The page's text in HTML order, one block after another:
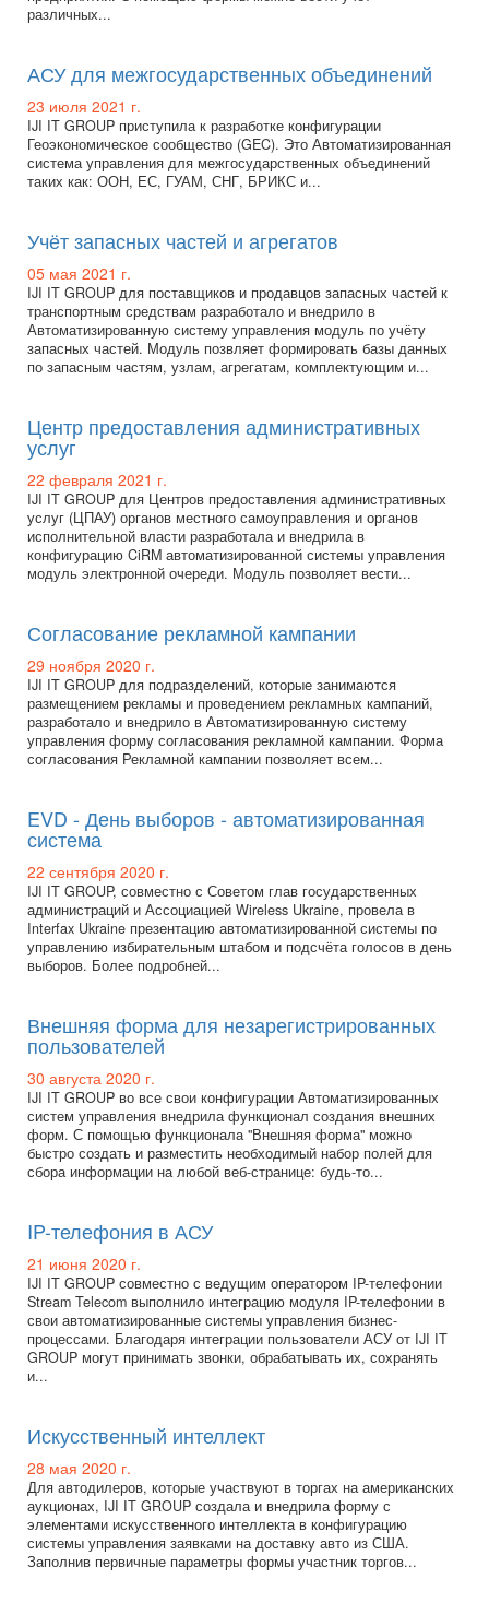
различных...
АСУ для межгосударственных объединений
23 июля 2021 г.
IJI IT GROUP приступила к разработке конфигурации
Геоэкономическое сообщество (GEC). Это Автоматизированная
система управления для межгосударственных объединений
таких как: ООН, ЕС, ГУАМ, СНГ, БРИКС и...
Учёт запасных частей и агрегатов
05 мая 2021 г.
IJI IT GROUP для поставщиков и продавцов запасных частей к
транспортным средствам разработало и внедрило в
Автоматизированную систему управления модуль по учёту
запасных частей. Модуль позвляет формировать базы данных
по запасным частям, узлам, агрегатам, комплектующим и...
Центр предоставления административных
услуг
22 февраля 2021 г.
IJI IT GROUP для Центров предоставления административных
услуг (ЦПАУ) органов местного самоуправления и органов
исполнительной власти разработала и внедрила в
конфигурацию CiRM автоматизированной системы управления
модуль электронной очереди. Модуль позволяет вести...
Согласование рекламной кампании
29 ноября 2020 г.
IJI IT GROUP для подразделений, которые занимаются
размещением рекламы и проведением рекламных кампаний,
разработало и внедрило в Автоматизированную систему
управления форму согласования рекламной кампании. Форма
согласования Рекламной кампании позволяет всем...
EVD - День выборов - автоматизированная
система
22 сентября 2020 г.
IJI IT GROUP, совместно с Советом глав государственных
администраций и Ассоциацией Wireless Ukraine, провела в
Interfax Ukraine презентацию автоматизированной системы по
управлению избирательным штабом и подсчёта голосов в день
выборов. Более подробней...
Внешняя форма для незарегистрированных
пользователей
30 августа 2020 г.
IJI IT GROUP во все свои конфигурации Автоматизированных
систем управления внедрила функционал создания внешних
форм. С помощью функционала "Внешняя форма" можно
быстро создать и разместить необходимый набор полей для
сбора информации на любой веб-странице: будь-то...
IP-телефония в АСУ
21 июня 2020 г.
IJI IT GROUP совместно с ведущим оператором IP-телефонии
Stream Telecom выполнило интеграцию модуля IP-телефонии в
свои автоматизированные системы управления бизнес-
процессами. Благодаря интеграции пользователи АСУ от IJI IT
GROUP могут принимать звонки, обрабатывать их, сохранять
и...
Искусственный интеллект
28 мая 2020 г.
Для автодилеров, которые участвуют в торгах на американских
аукционах, IJI IT GROUP создала и внедрила форму с
элементами искусственного интеллекта в конфигурацию
системы управления заявками на доставку авто из США.
Заполнив первичные параметры формы участник торгов...